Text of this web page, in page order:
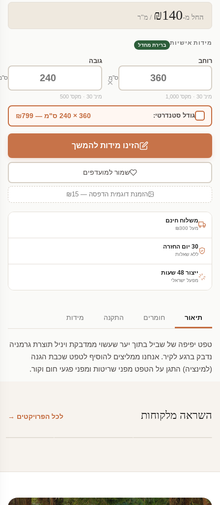
החל מ-₪140 / מ"ר
מידות אישיות ברירת מחדל
רוחב
ס"מ
מינ' 30 · מקס' 1,000
×
גובה
מינ' 30 · מקס' 500
גודל סטנדרטי: 360 × 240 ס"מ — ₪799
הזינו מידות להמשך
שמור למועדפים
הזמנת דוגמית הדפסה — ₪15
משלוח חינם
מעל ₪300
30 יום החזרה
ללא שאלות
ייצור 48 שעות
מפעל ישראלי
תיאור חומרים התקנה מידות
טפט יפיפה של שביל בתוך יער שעשוי ממדבקת ויניל תוצרת גרמניה
נדבק ברגע לקיר. אנחנו ממליצים להוסיף לטפט שכבת הגנה
(למינציה) התגן על הטפט מפני שריטות ומפני פגעי חום וקור.
השראה מלקוחות לכל הפרויקטים →